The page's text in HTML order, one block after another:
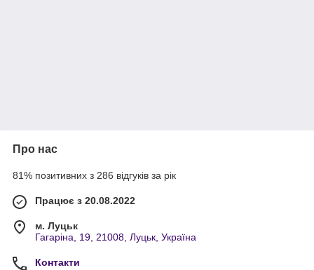
Про нас
81% позитивних з 286 відгуків за рік
Працює з 20.08.2022
м. Луцьк
Гагаріна, 19, 21008, Луцьк, Україна
Контакти